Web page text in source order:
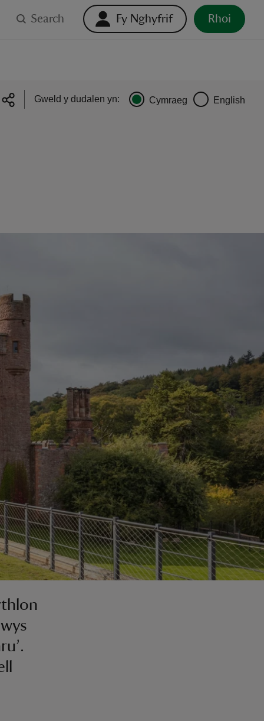
Search Fy Nghyfrif Rhoi
Gweld y dudalen yn: Cymraeg English